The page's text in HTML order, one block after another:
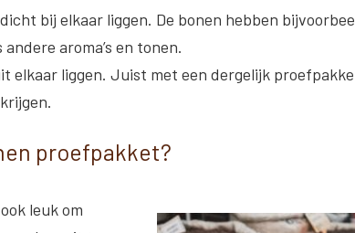
bij elkaar liggen. De bonen hebben
aroma’s en tonen.
elkaar liggen. Juist met een dergelijk
proefpakket?
leuk om